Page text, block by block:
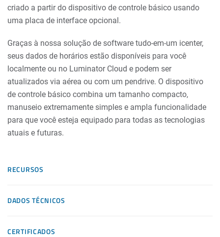
criado a partir do dispositivo de controle básico usando
uma placa de interface opcional.
Graças à nossa solução de software tudo-em-um icenter,
seus dados de horários estão disponíveis para você
localmente ou no Luminator Cloud e podem ser
atualizados via aérea ou com um pendrive. O dispositivo
de controle básico combina um tamanho compacto,
manuseio extremamente simples e ampla funcionalidade
para que você esteja equipado para todas as tecnologias
atuais e futuras.
RECURSOS
DADOS TÉCNICOS
CERTIFICADOS